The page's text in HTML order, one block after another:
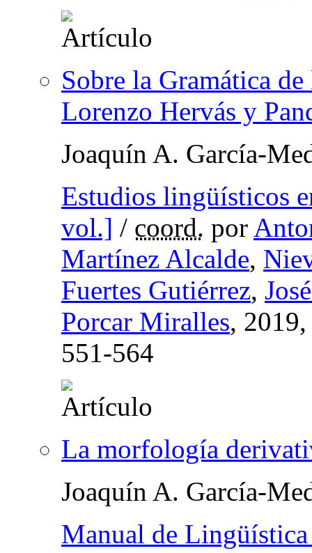
Sobre la Gramática
Lorenzo Hervás y
Joaquín A. García-
Estudios lingüísticos
vol.] / coord. por
Martínez Alcalde,
Fuertes Gutiérrez,
Porcar Miralles,
551-564
La morfología
Joaquín A. García-
Manual de Lingüística